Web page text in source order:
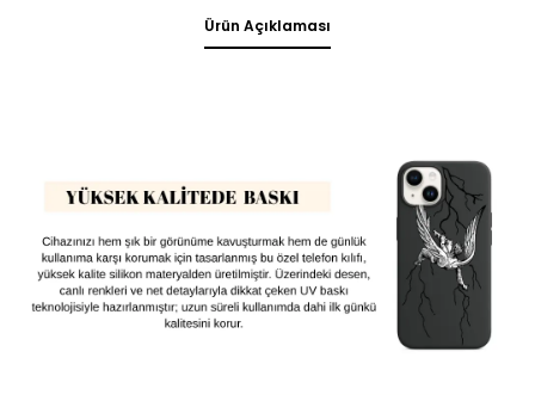
Ürün Açıklaması